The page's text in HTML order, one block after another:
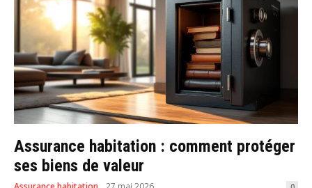
Assurance habitation : comment protéger
ses biens de valeur